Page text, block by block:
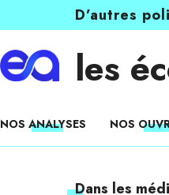
D’autres
les
NOS ANALYSES NOS
Dans les